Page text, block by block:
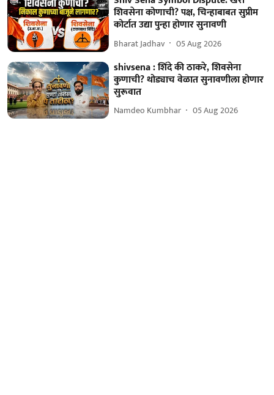
शिवसेना कोणाची? पक्ष, चिन्हाबाबत सुप्रीम
कोर्टात उद्या पुन्हा होणार सुनावणी
Bharat Jadhav 05 Aug 2026
shivsena : शिंदे की ठाकरे, शिवसेना
कुणाची? थोड्याच वेळात सुनावणीला होणार
सुरूवात
Namdeo Kumbhar 05 Aug 2026